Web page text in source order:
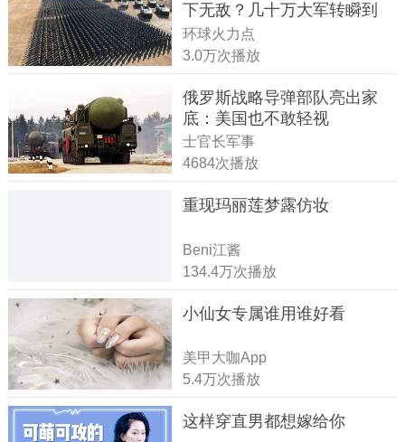
下无敌？几十万大军转瞬到
达！
环球火力点
3.0万次播放
俄罗斯战略导弹部队亮出家
底：美国也不敢轻视
士官长军事
4684次播放
重现玛丽莲梦露仿妆
Beni江酱
134.4万次播放
小仙女专属谁用谁好看
美甲大咖App
5.4万次播放
这样穿直男都想嫁给你